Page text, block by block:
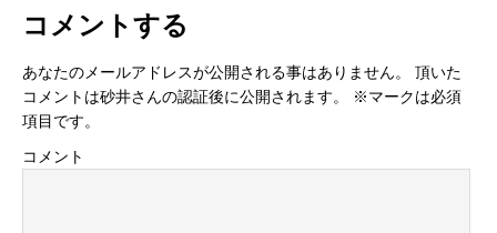
コメントする
あなたのメールアドレスが公開される事はありません。 頂いた
コメントは砂井さんの認証後に公開されます。 ※マークは必須
項目です。
コメント